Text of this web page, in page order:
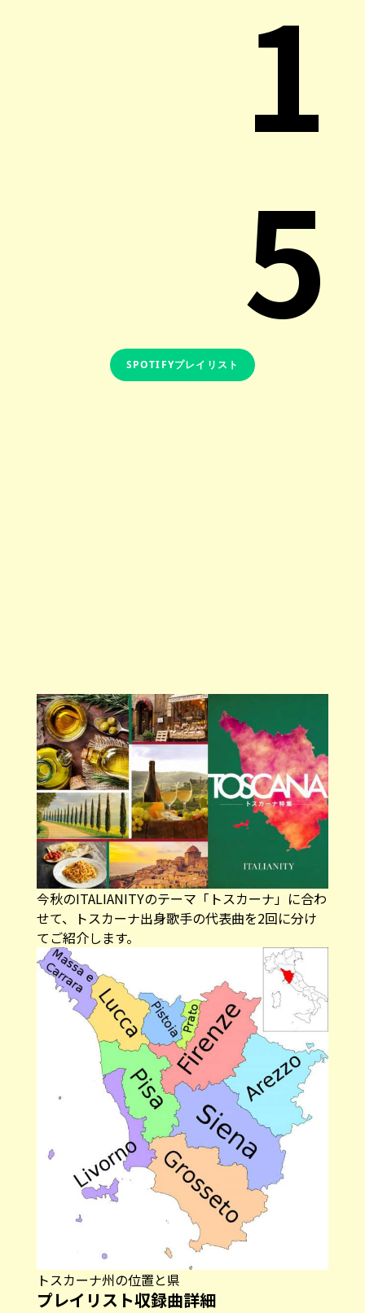
1
5
SPOTIFYプレイリスト
今秋のITALIANITYのテーマ「トスカーナ」に合わ
せて、トスカーナ出身歌手の代表曲を2回に分け
てご紹介します。
トスカーナ州の位置と県
プレイリスト収録曲詳細